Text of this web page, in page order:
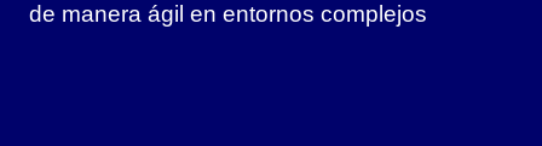
de manera ágil en entornos complejos